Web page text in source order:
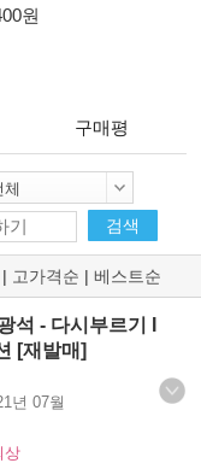
원
구매평
검색
| 고가격순 | 베스트순
석 - 다시부르기 I
[재발매]
년 07월
상